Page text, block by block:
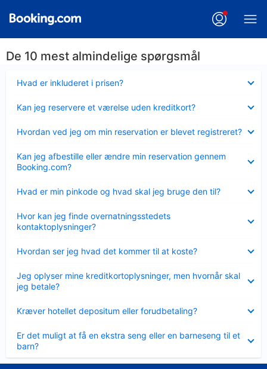
De 10 mest almindelige spørgsmål
Hvad er inkluderet i prisen?
Kan jeg reservere et værelse uden kreditkort?
Hvordan ved jeg om min reservation er blevet registreret?
Kan jeg afbestille eller ændre min reservation gennem
Booking.com?
Hvad er min pinkode og hvad skal jeg bruge den til?
Hvor kan jeg finde overnatningsstedets
kontaktoplysninger?
Hvordan ser jeg hvad det kommer til at koste?
Jeg oplyser mine kreditkortoplysninger, men hvornår skal
jeg betale?
Kræver hotellet depositum eller forudbetaling?
Er det muligt at få en ekstra seng eller en barneseng til et
barn?